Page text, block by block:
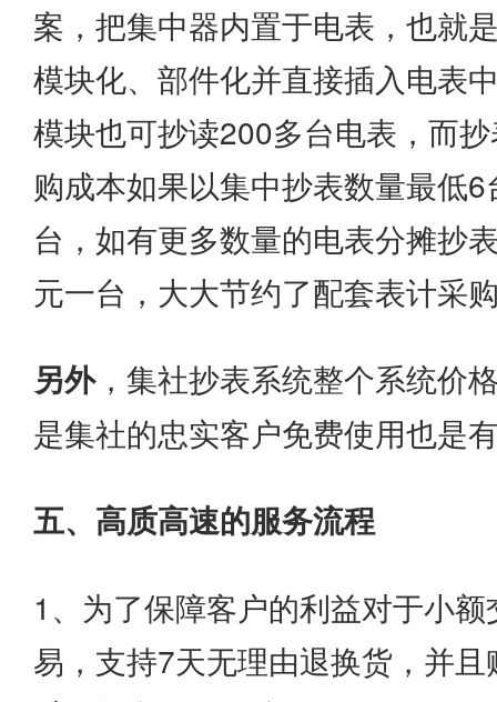
案，把集中器内置于电表，也就
模块化、部件化并直接插入电表
模块也可抄读200多台电表，而
购成本如果以集中抄表数量最低
台，如有更多数量的电表分摊抄
元一台，大大节约了配套表计采
另外，集社抄表系统整个系统价
是集社的忠实客户免费使用也是
五、高质高速的服务流程
1、为了保障客户的利益对于小
易，支持7天无理由退换货，并